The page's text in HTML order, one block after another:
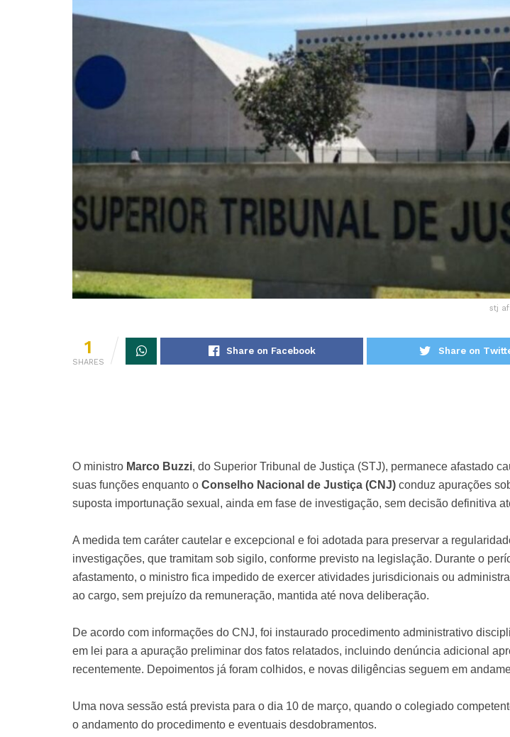
stj
1
SHARES
Share on Facebook Share on
O ministro Marco Buzzi, do Superior Tribunal de Justiça (STJ), permanece afastado
suas funções enquanto o Conselho Nacional de Justiça (CNJ) conduz apurações
suposta importunação sexual, ainda em fase de investigação, sem decisão definitiva
A medida tem caráter cautelar e excepcional e foi adotada para preservar a
investigações, que tramitam sob sigilo, conforme previsto na legislação. Durante o
afastamento, o ministro fica impedido de exercer atividades jurisdicionais ou
ao cargo, sem prejuízo da remuneração, mantida até nova deliberação.
De acordo com informações do CNJ, foi instaurado procedimento administrativo
em lei para a apuração preliminar dos fatos relatados, incluindo denúncia adicional
recentemente. Depoimentos já foram colhidos, e novas diligências seguem em
Uma nova sessão está prevista para o dia 10 de março, quando o colegiado
o andamento do procedimento e eventuais desdobramentos.